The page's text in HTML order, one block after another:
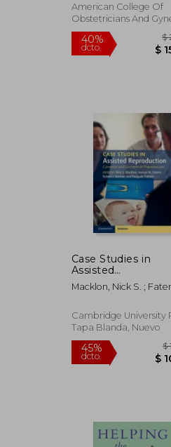
American College Of
Obstetricians And
Tapa Blanda, Nuevo
40%
dcto.
Case Studies in
Assisted
Reproduction:
Common and
Presentations (en
Inglés)
Macklon, Nick S. ;
J.
Cambridge University
Tapa Blanda, Nuevo